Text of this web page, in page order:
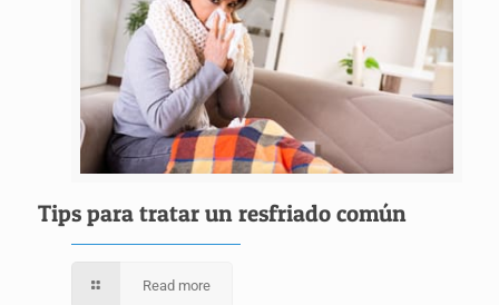
Tips para tratar un resfriado común
Read more